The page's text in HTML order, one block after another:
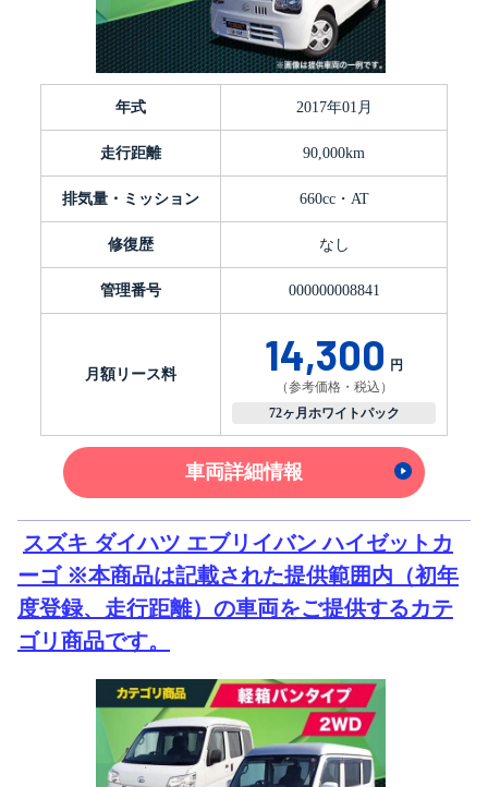
年式 2017年01月
走行距離 90,000km
排気量・ミッション 660cc・AT
修復歴 なし
管理番号 000000008841
月額リース料 14,300 円
（参考価格・税込）
72ヶ月ホワイトパック
車両詳細情報
スズキ ダイハツ エブリイバン ハイゼットカ
ーゴ ※本商品は記載された提供範囲内（初年
度登録、走行距離）の車両をご提供するカテ
ゴリ商品です。